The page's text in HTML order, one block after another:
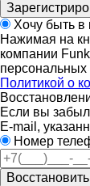
Хочу быть в
Нажимая на
компании
персональных
Политикой о
Если вы
E-mail,
Номер